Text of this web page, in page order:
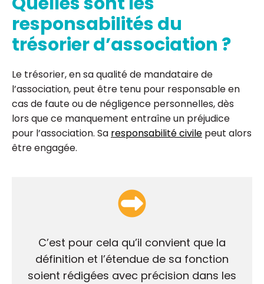
responsabilités du
trésorier d’association ?
Le trésorier, en sa qualité de mandataire de
l’association, peut être tenu pour responsable en
cas de faute ou de négligence personnelles, dès
lors que ce manquement entraîne un préjudice
pour l’association. Sa responsabilité civile peut alors
être engagée.
C’est pour cela qu’il convient que la
définition et l’étendue de sa fonction
soient rédigées avec précision dans les